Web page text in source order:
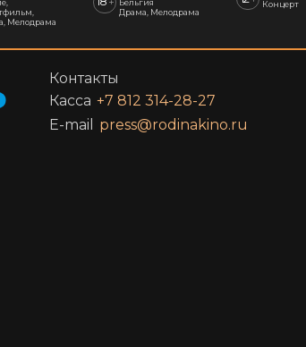
Мелодрама
Бельгия
Драма, Мелодрама
Концерт
Контакты
Касса +7 812 314-28-27
E-mail
press@rodinakino.ru